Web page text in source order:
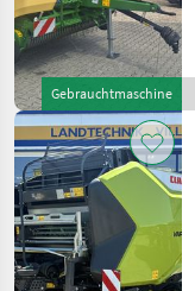
Gebrauchtmaschine